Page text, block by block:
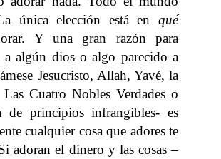
única elección está en qué
Y una gran razón para
a algún dios o algo parecido a
Jesucristo, Allah, Yavé, la
Cuatro Nobles Verdades o
de principios infrangibles- es
cualquier cosa que adores te
adoran el dinero y las cosas –